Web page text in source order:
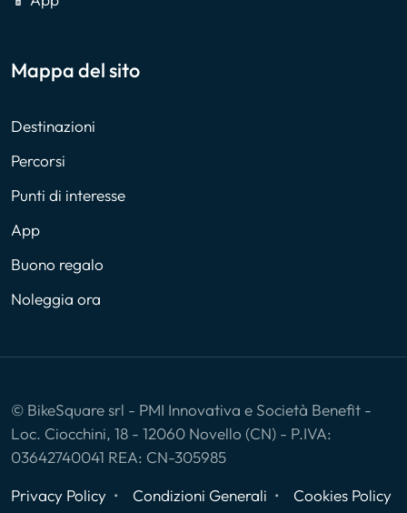
Mappa del sito
Destinazioni
Percorsi
Punti di interesse
App
Buono regalo
Noleggia ora
© BikeSquare srl - PMI Innovativa e Società Benefit -
Loc. Ciocchini, 18 - 12060 Novello (CN) - P.IVA:
03642740041 REA: CN-305985
Privacy Policy
Condizioni Generali Cookies Policy